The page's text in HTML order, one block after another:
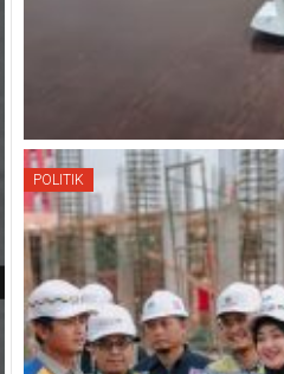
POLITIK